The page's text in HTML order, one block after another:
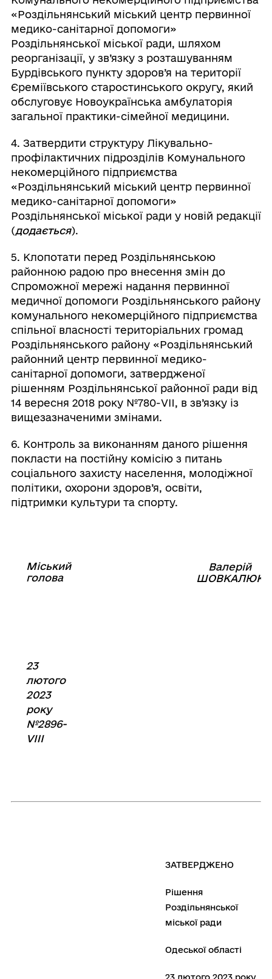
«Роздільнянський міський центр первинної
медико-санітарної допомоги»
Роздільнянської міської ради, шляхом
реорганізації, у зв’язку з розташуванням
Бурдівського пункту здоров’я на території
Єреміївського старостинського округу, який
обслуговує Новоукраїнська амбулаторія
загальної практики-сімейної медицини.
4. Затвердити структуру Лікувально-
профілактичних підрозділів Комунального
некомерційного підприємства
«Роздільнянський міський центр первинної
медико-санітарної допомоги»
Роздільнянської міської ради у новій редакції
(додається).
5. Клопотати перед Роздільнянською
районною радою про внесення змін до
Спроможної мережі надання первинної
медичної допомоги Роздільнянського району
комунального некомерційного підприємства
спільної власності територіальних громад
Роздільнянського району «Роздільнянський
районний центр первинної медико-
санітарної допомоги, затвердженої
рішенням Роздільнянської районної ради від
14 вересня 2018 року №780-VII, в зв’язку із
вищезазначеними змінами.
6. Контроль за виконанням даного рішення
покласти на постійну комісію з питань
соціального захисту населення, молодіжної
політики, охорони здоров’я, освіти,
підтримки культури та спорту.
Міський
голова⠀
Валерій
ШОВКАЛЮК
23
лютого
2023
року
№2896-
VIIІ
ЗАТВЕРДЖЕНО
Рішення
Роздільнянської
міської ради
Одеської області
23 лютого 2023 року